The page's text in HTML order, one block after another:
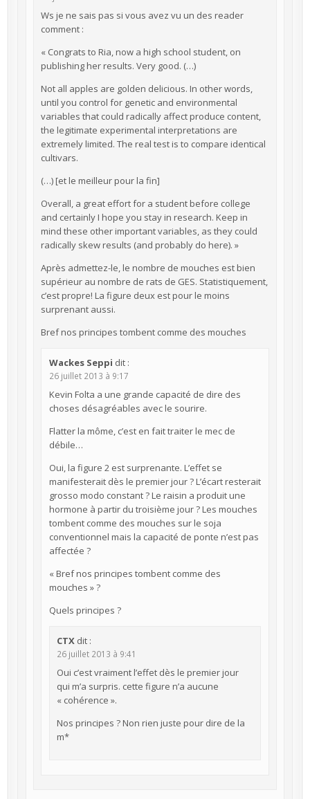
Ws je ne sais pas si vous avez vu un des reader
comment :
« Congrats to Ria, now a high school student, on
publishing her results. Very good. (…)
Not all apples are golden delicious. In other words,
until you control for genetic and environmental
variables that could radically affect produce content,
the legitimate experimental interpretations are
extremely limited. The real test is to compare identical
cultivars.
(…) [et le meilleur pour la fin]
Overall, a great effort for a student before college
and certainly I hope you stay in research. Keep in
mind these other important variables, as they could
radically skew results (and probably do here). »
Après admettez-le, le nombre de mouches est bien
supérieur au nombre de rats de GES. Statistiquement,
c’est propre! La figure deux est pour le moins
surprenant aussi.
Bref nos principes tombent comme des mouches
Wackes Seppi dit :
26 juillet 2013 à 9:17
Kevin Folta a une grande capacité de dire des
choses désagréables avec le sourire.
Flatter la môme, c’est en fait traiter le mec de
débile…
Oui, la figure 2 est surprenante. L’effet se
manifesterait dès le premier jour ? L’écart resterait
grosso modo constant ? Le raisin a produit une
hormone à partir du troisième jour ? Les mouches
tombent comme des mouches sur le soja
conventionnel mais la capacité de ponte n’est pas
affectée ?
« Bref nos principes tombent comme des
mouches » ?
Quels principes ?
CTX dit :
26 juillet 2013 à 9:41
Oui c’est vraiment l’effet dès le premier jour
qui m’a surpris. cette figure n’a aucune
« cohérence ».
Nos principes ? Non rien juste pour dire de la
m*